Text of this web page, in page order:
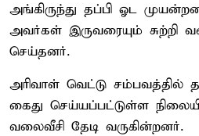
அங்கிருந்து தப்பி ஓட
அவர்கள் இருவரையும் சுற்றி
செய்தனர்.
அரிவாள் வெட்டு சம்பவத்தில்
கைது செய்யப்பட்டுள்ள
வலைவீசி தேடி வருகின்றனர்.